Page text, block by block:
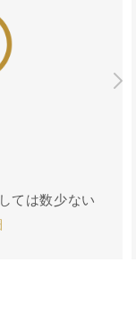
ては数少ない